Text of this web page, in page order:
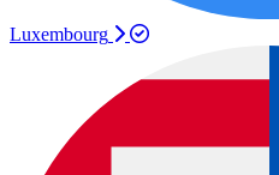
Luxembourg